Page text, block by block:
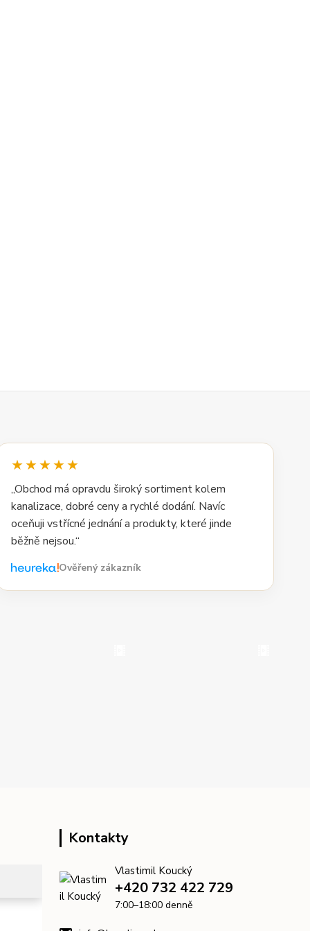
★★★★★
„Obchod má opravdu široký sortiment kolem
kanalizace, dobré ceny a rychlé dodání. Navíc
oceňuji vstřícné jednání a produkty, které jinde
běžně nejsou.“
Ověřený zákazník
Kontakty
Vlastimil Koucký
+420 732 422 729
7:00–18:00 denně